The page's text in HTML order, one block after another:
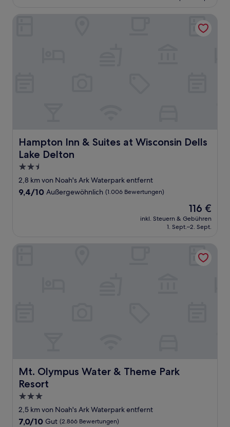
Hampton Inn & Suites at Wisconsin Dells
Lake Delton
Hampton Inn & Suites at Wisconsin Dells Lake Delton
2.5-
Sterne-
Unterkunft
2,8 km von Noah's Ark Waterpark entfernt
9.4
9,4/10 Außergewöhnlich (1.006 Bewertungen)
Der
Preis
beträgt
116 €
inkl. Steuern & Gebühren
1. Sept.–2. Sept.
Hampton Inn & Suites at Wisconsin Dells Lake Delton
Mt. Olympus Water & Theme Park
Resort
Mt. Olympus Water & Theme Park Resort
3.0-
Sterne-
Unterkunft
2,5 km von Noah's Ark Waterpark entfernt
7.0
7,0/10 Gut (2.866 Bewertungen)